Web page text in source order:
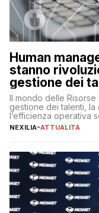
Human
stanno
gestione dei
Il mondo delle
gestione dei talenti,
l’efficienza operativa
lavoro, d’altra parte,
NEXILIA-ATTUALITÀ